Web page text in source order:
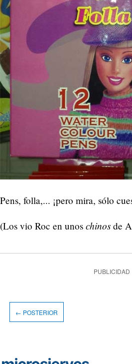
Pens, folla,... ¡pero mira, sólo
(Los vio Roc en unos chinos de
PUBLICIDAD
← POSTERIOR